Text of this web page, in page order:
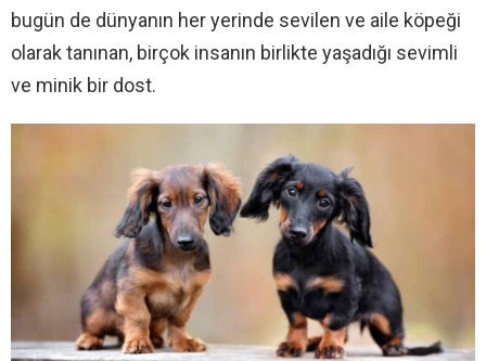
bugün de dünyanın her yerinde sevilen ve aile köpeği
olarak tanınan, birçok insanın birlikte yaşadığı sevimli
ve minik bir dost.